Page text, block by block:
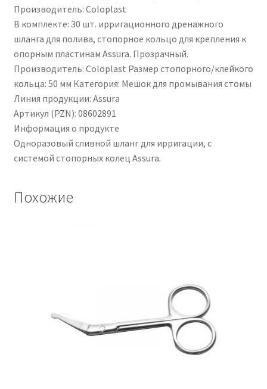
Производитель: Coloplast
В комплекте: 30 шт. ирригационного дренажного
шланга для полива, стопорное кольцо для крепления к
опорным пластинам Assura. Прозрачный.
Производитель: Coloplast Размер стопорного/клейкого
кольца: 50 мм Категория: Мешок для промывания стомы
Линия продукции: Assura
Артикул (PZN): 08602891
Информация о продукте
Одноразовый сливной шланг для ирригации, с
системой стопорных колец Assura.
Похожие